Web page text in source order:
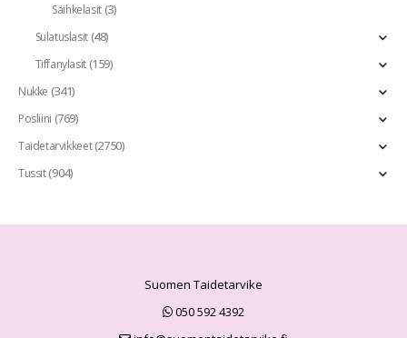
Säihkelasit(3)
Sulatuslasit(48)
Tiffanylasit(159)
Nukke (341)
Posliini (769)
Taidetarvikkeet(2750)
Tussit(904)
Suomen Taidetarvike
050 592 4392